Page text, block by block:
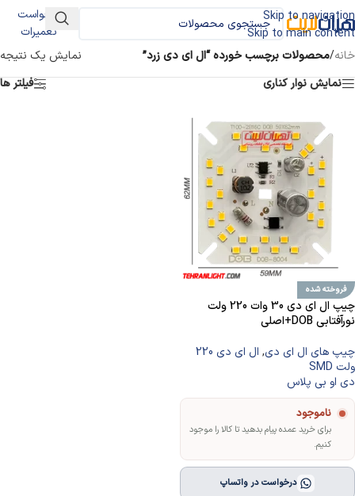
Skip to navigation
Skip to main content
درخواست
تعمیرات
خانه/محصولات برچسب خورده “ال ای دی زرد”
نمایش یک نتیجه
نمایش نوار کناری
فیلتر ها
فروخته شده
چیپ ال ای دی 30 وات 220 ولت
نورآفتابی DOB+اصلی
چیپ های ال ای دی,
ال ای دی 220
ولت SMD
دی او بی پلاس
ناموجود
برای خرید عمده پیام بدهید تا کالا را موجود
کنیم.
درخواست در واتساپ